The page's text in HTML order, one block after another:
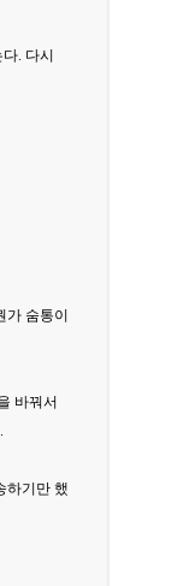
. 다시
숨통이
바꿔서
하기만 했